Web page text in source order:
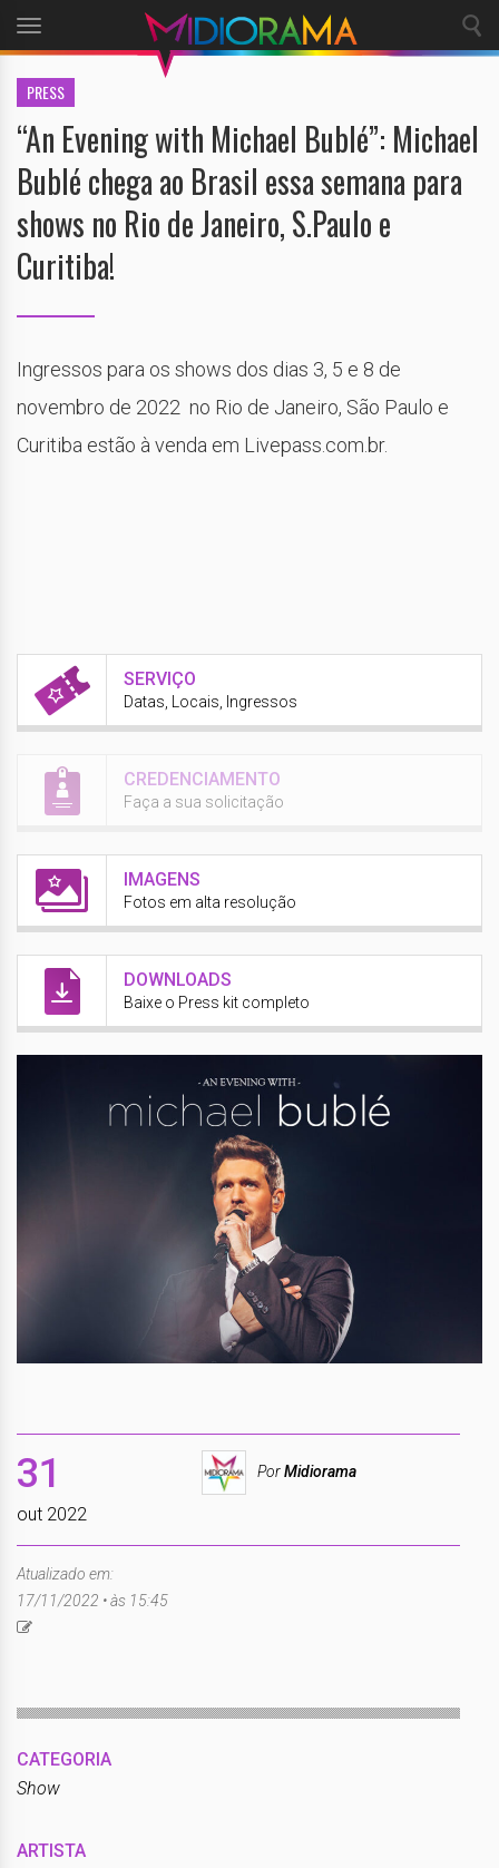
Toggle
navigation
PRESS
“An Evening with Michael Bublé”: Michael
Bublé chega ao Brasil essa semana para
shows no Rio de Janeiro, S.Paulo e
Curitiba!
Ingressos para os shows dos dias 3, 5 e 8 de
novembro de 2022 no Rio de Janeiro, São Paulo e
Curitiba estão à venda em Livepass.com.br.
SERVIÇO
Datas, Locais, Ingressos
CREDENCIAMENTO
Faça a sua solicitação
IMAGENS
Fotos em alta resolução
DOWNLOADS
Baixe o Press kit completo
31
out 2022
PorMidiorama
Atualizado em:
17/11/2022 • às 15:45
CATEGORIA
Show
ARTISTA